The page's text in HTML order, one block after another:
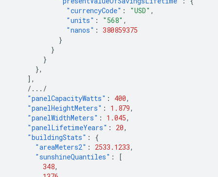
"currencyCode" : "USD" ,
"units" : "568" ,
"nanos" : 380859375
}
}
}
},
],
/.../
"panelCapacityWatts" : 400,
"panelHeightMeters" : 1.879,
"panelWidthMeters" : 1.045,
"panelLifetimeYears" : 20,
"buildingStats" :
{
"areaMeters2" : 2533.1233,
"sunshineQuantiles" :
[
348,